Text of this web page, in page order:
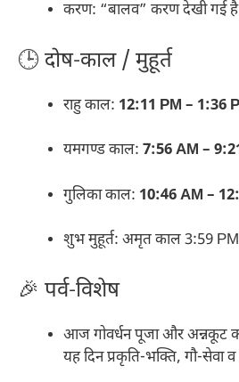
करण: “बालव” करण देखी गई है
🕒 दोष-काल / मुहूर्त
राहु काल: 12:11 PM – 1:36
यमगण्ड काल: 7:56 AM –
गुलिका काल: 10:46 AM –
शुभ मुहूर्त: अमृत काल 3:59
🎉 पर्व-विशेष
आज गोवर्धन पूजा और अन्नकूट
यह दिन प्रकृति-भक्ति, गौ-सेवा